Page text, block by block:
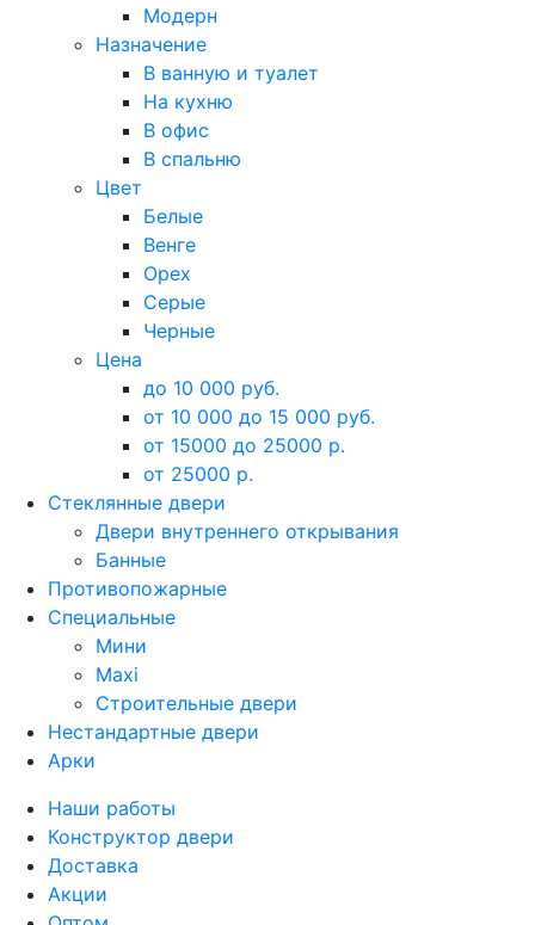
Модерн
Назначение
В ванную и туалет
На кухню
В офис
В спальню
Цвет
Белые
Венге
Орех
Серые
Черные
Цена
до 10 000 руб.
от 10 000 до 15 000 руб.
от 15000 до 25000 р.
от 25000 р.
Стеклянные двери
Двери внутреннего открывания
Банные
Противопожарные
Специальные
Мини
Maxi
Строительные двери
Нестандартные двери
Арки
Наши работы
Конструктор двери
Доставка
Акции